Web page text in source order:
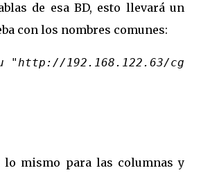
de esa BD, esto llevará un
con los nombres comunes:
"http://192.168.122.63/cgi-
lo mismo para las columnas y